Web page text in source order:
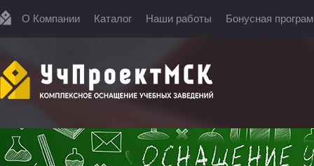
О Компании Каталог Наши работы Бонусная